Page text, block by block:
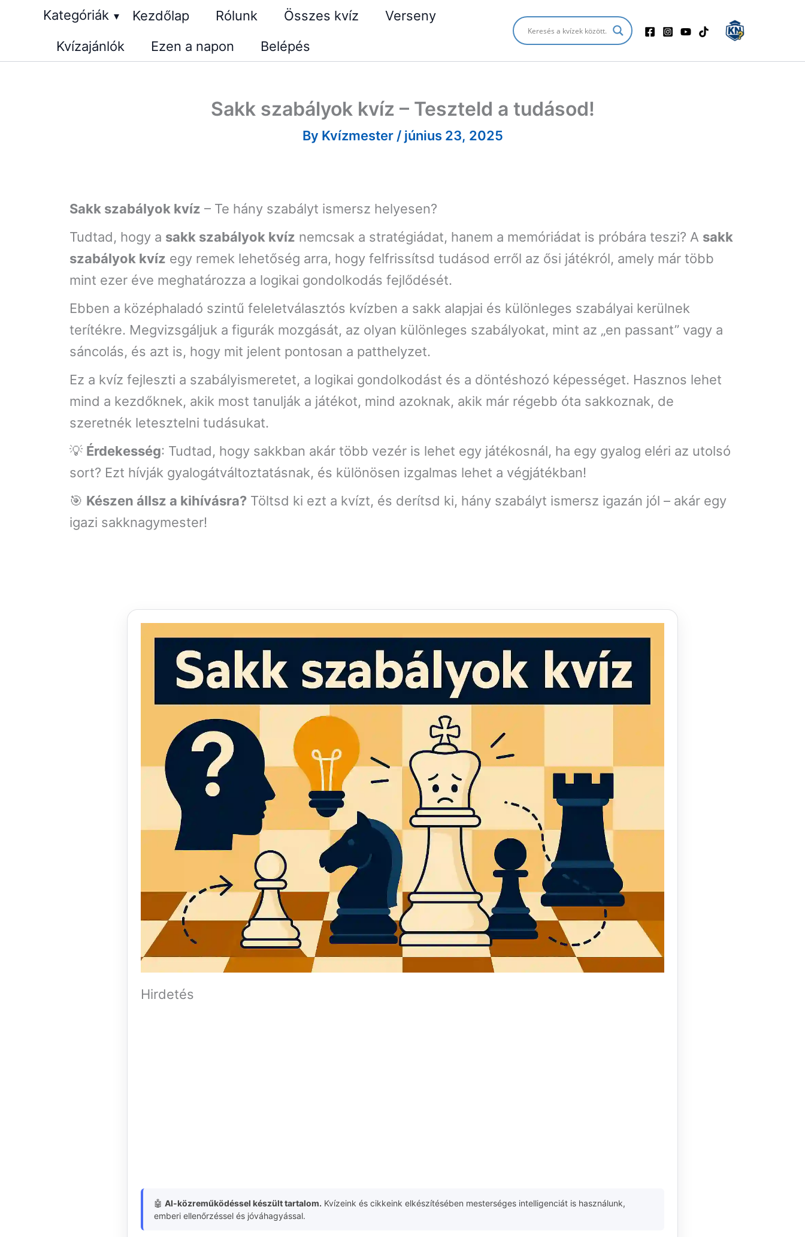
Kategóriák ▾ Kezdőlap Rólunk Összes kvíz
Verseny
Kvízajánlók
Ezen a napon Belépés
Sakk szabályok kvíz – Teszteld a tudásod!
By Kvízmester / június 23, 2025
Sakk szabályok kvíz – Te hány szabályt ismersz helyesen?
Tudtad, hogy a sakk szabályok kvíz nemcsak a stratégiádat, hanem a memóriádat is próbára teszi? A sakk
szabályok kvíz egy remek lehetőség arra, hogy felfrissítsd tudásod erről az ősi játékról, amely már több
mint ezer éve meghatározza a logikai gondolkodás fejlődését.
Ebben a középhaladó szintű feleletválasztós kvízben a sakk alapjai és különleges szabályai kerülnek
terítékre. Megvizsgáljuk a figurák mozgását, az olyan különleges szabályokat, mint az „en passant” vagy a
sáncolás, és azt is, hogy mit jelent pontosan a patthelyzet.
Ez a kvíz fejleszti a szabályismeretet, a logikai gondolkodást és a döntéshozó képességet. Hasznos lehet
mind a kezdőknek, akik most tanulják a játékot, mind azoknak, akik már régebb óta sakkoznak, de
szeretnék letesztelni tudásukat.
💡 Érdekesség: Tudtad, hogy sakkban akár több vezér is lehet egy játékosnál, ha egy gyalog eléri az utolsó
sort? Ezt hívják gyalogátváltoztatásnak, és különösen izgalmas lehet a végjátékban!
🎯 Készen állsz a kihívásra? Töltsd ki ezt a kvízt, és derítsd ki, hány szabályt ismersz igazán jól – akár egy
igazi sakknagymester!
Hirdetés
🤖 AI-közreműködéssel készült tartalom. Kvízeink és cikkeink elkészítésében mesterséges intelligenciát is használunk,
emberi ellenőrzéssel és jóváhagyással.